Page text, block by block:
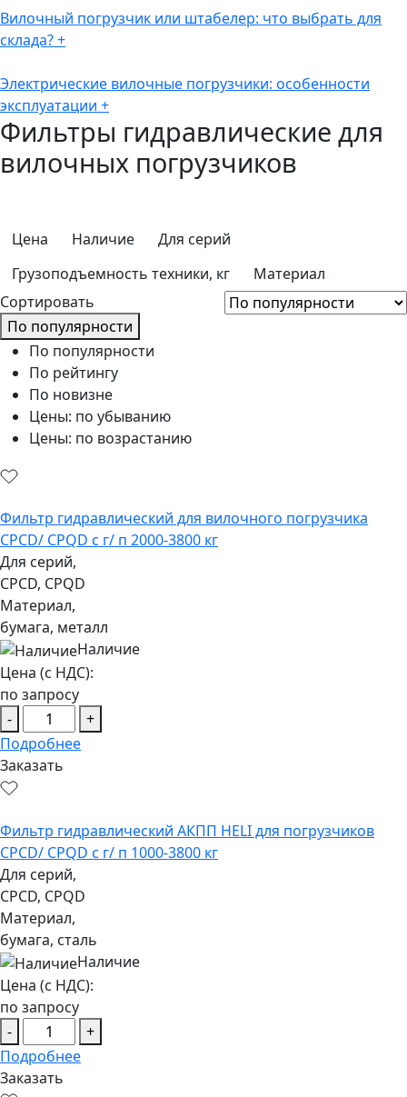
Вилочный погрузчик или штабелер: что выбрать для
склада?+
Электрические вилочные погрузчики: особенности
эксплуатации +
Фильтры гидравлические для
вилочных погрузчиков
Цена Наличие
Для серий
Грузоподъемность техники, кг
Материал
Сортировать
По популярности
По популярности
По рейтингу
По новизне
Цены: по убыванию
Цены: по возрастанию
Фильтр гидравлический для вилочного погрузчика
CPCD/ CPQD с г/ п 2000-3800 кг
Для серий,
CPCD, CPQD
Материал,
бумага, металл
Наличие
Цена (с НДС):
по запросу
-
+
Подробнее
Заказать
Фильтр гидравлический АКПП HELI для погрузчиков
CPCD/ CPQD с г/ п 1000-3800 кг
Для серий,
CPCD, CPQD
Материал,
бумага, сталь
Наличие
Цена (с НДС):
по запросу
-
+
Подробнее
Заказать